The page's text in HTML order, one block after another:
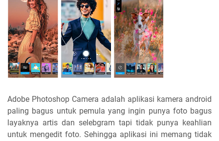
Adobe Photoshop Camera adalah aplikasi kamera android
paling bagus untuk pemula yang ingin punya foto bagus
layaknya artis dan selebgram tapi tidak punya keahlian
untuk mengedit foto. Sehingga aplikasi ini memang tidak